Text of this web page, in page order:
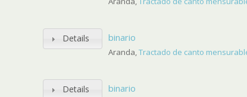
Details binario
Aranda,Tractado de canto
Details binario